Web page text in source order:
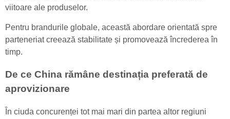
viitoare ale produselor.
Pentru brandurile globale, această abordare orientată spre
parteneriat creează stabilitate și promovează încrederea în
timp.
De ce China rămâne destinația preferată de
aprovizionare
În ciuda concurenței tot mai mari din partea altor regiuni